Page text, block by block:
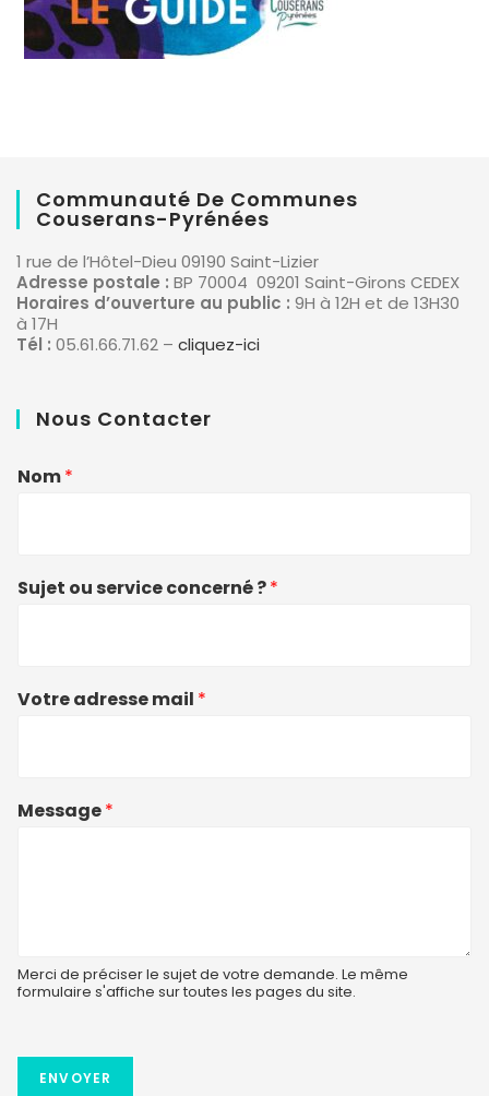
Communauté De Communes
Couserans-Pyrénées
1 rue de l’Hôtel-Dieu 09190 Saint-Lizier
Adresse postale : BP 70004 09201 Saint-Girons CEDEX
Horaires d’ouverture au public : 9H à 12H et de 13H30
à 17H
Tél : 05.61.66.71.62 – cliquez-ici
Nous Contacter
Nom*
Sujet ou service concerné ?*
Votre adresse mail *
Message*
Merci de préciser le sujet de votre demande. Le même
formulaire s'affiche sur toutes les pages du site.
ENVOYER